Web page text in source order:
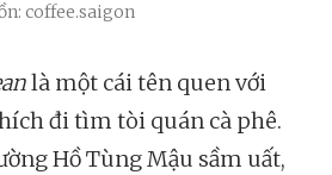
coffee.saigon
là một cái tên quen với
đi tìm tòi quán cà phê.
Hồ Tùng Mậu sầm uất,